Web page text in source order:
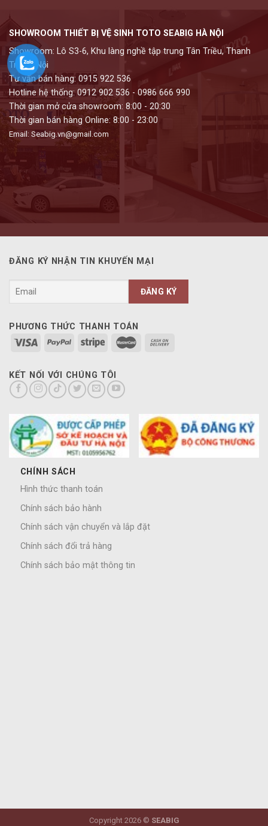
SHOWROOM THIẾT BỊ VỆ SINH TOTO SEABIG HÀ NỘI
Showroom: Lô S3-6, Khu làng nghề tập trung Tân Triều, Thanh
Trì, Hà Nội
Tư vấn bán hàng: 0915 922 536
Hotline hệ thống: 0912 902 536 - 0986 666 990
Thời gian mở cửa showroom: 8:00 - 20:30
Thời gian bán hàng Online: 8:00 - 23:00
Email: Seabig.vn@gmail.com
ĐĂNG KÝ NHẬN TIN KHUYẾN MẠI
PHƯƠNG THỨC THANH TOÁN
KẾT NỐI VỚI CHÚNG TÔI
CHÍNH SÁCH
Hình thức thanh toán
Chính sách bảo hành
Chính sách vận chuyển và lắp đặt
Chính sách đổi trả hàng
Chính sách bảo mật thông tin
Copyright 2026 © SEABIG